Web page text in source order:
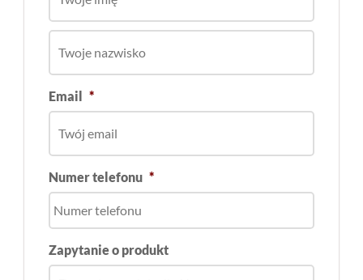
Email *
Numer telefonu *
Zapytanie o produkt